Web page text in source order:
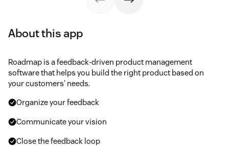
About this app
Roadmap is a feedback-driven product management
software that helps you build the right product based on
your customers' needs.
Organize your feedback
Communicate your vision
Close the feedback loop